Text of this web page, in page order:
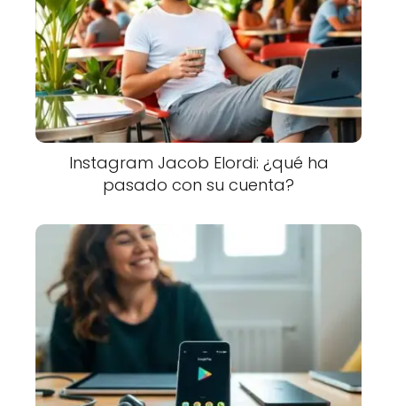
Instagram Jacob Elordi: ¿qué ha
pasado con su cuenta?